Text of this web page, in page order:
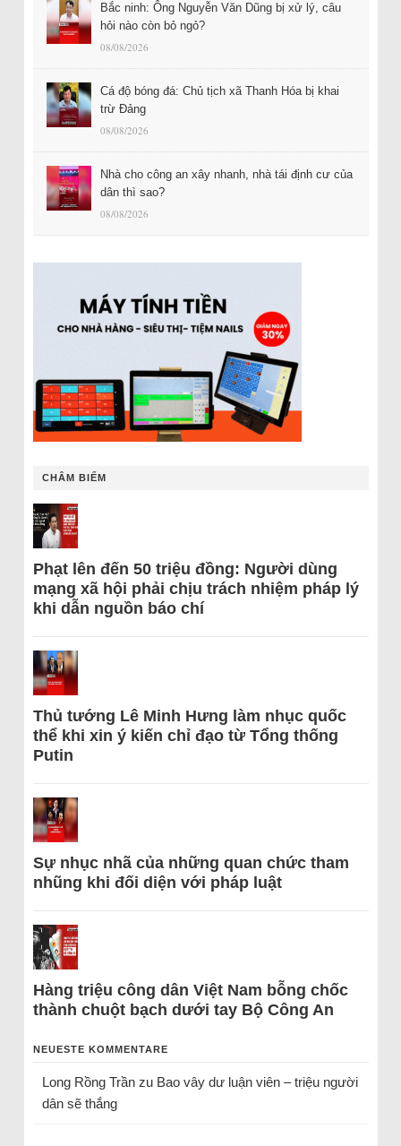
Bắc ninh: Ông Nguyễn Văn Dũng bị xử lý, câu
hỏi nào còn bỏ ngỏ?
08/08/2026
Cá độ bóng đá: Chủ tịch xã Thanh Hóa bị khai
trừ Đảng
08/08/2026
Nhà cho công an xây nhanh, nhà tái định cư của
dân thì sao?
08/08/2026
CHÂM BIẾM
Phạt lên đến 50 triệu đồng: Người dùng
mạng xã hội phải chịu trách nhiệm pháp lý
khi dẫn nguồn báo chí
Thủ tướng Lê Minh Hưng làm nhục quốc
thể khi xin ý kiến chỉ đạo từ Tổng thống
Putin
Sự nhục nhã của những quan chức tham
nhũng khi đối diện với pháp luật
Hàng triệu công dân Việt Nam bỗng chốc
thành chuột bạch dưới tay Bộ Công An
NEUESTE KOMMENTARE
Long Rồng Trầnzu Bao vây dư luận viên – triệu người
dân sẽ thắng